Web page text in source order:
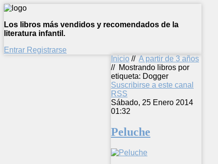
Los libros más vendidos y recomendados de la
literatura infantil.
Entrar Registrarse
Inicio // A partir de 3 años
// Mostrando libros por
etiqueta: Dogger
Suscribirse a este canal
RSS
Sábado, 25 Enero 2014
01:32
Peluche